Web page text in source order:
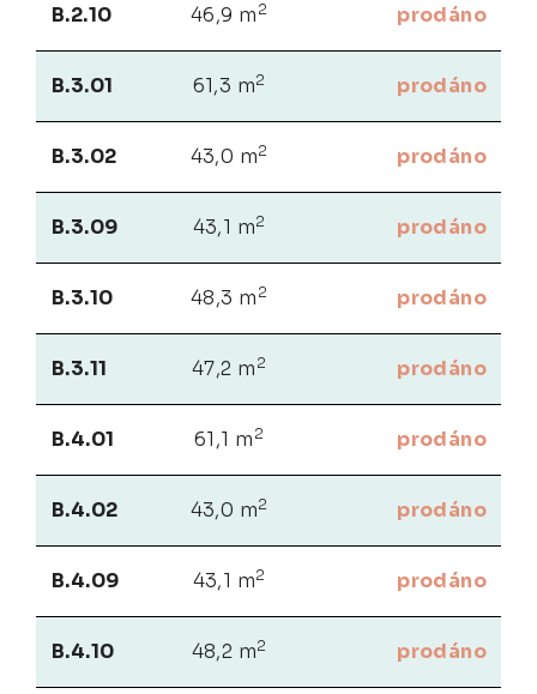
B.2.10 46,9 m 2 prodáno
B.3.01 61,3 m2 prodáno
B.3.02 43,0 m2 prodáno
B.3.09 43,1 m2 prodáno
B.3.10 48,3 m 2 prodáno
B.3.11 47,2 m 2 prodáno
B.4.01 61,1 m 2 prodáno
B.4.02 43,0 m2 prodáno
B.4.09 43,1 m2 prodáno
B.4.10 48,2 m2 prodáno